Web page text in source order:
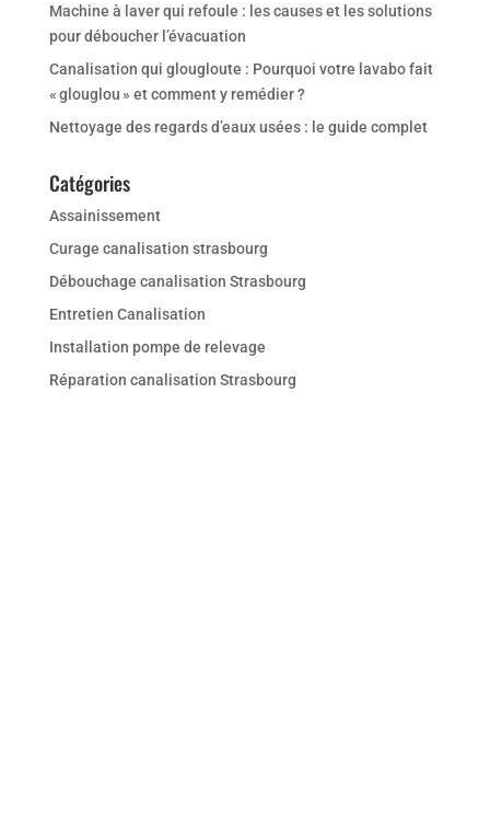
Machine à laver qui refoule : les causes et les solutions
pour déboucher l’évacuation
Canalisation qui glougloute : Pourquoi votre lavabo fait
« glouglou » et comment y remédier ?
Nettoyage des regards d’eaux usées : le guide complet
Catégories
Assainissement
Curage canalisation strasbourg
Débouchage canalisation Strasbourg
Entretien Canalisation
Installation pompe de relevage
Réparation canalisation Strasbourg